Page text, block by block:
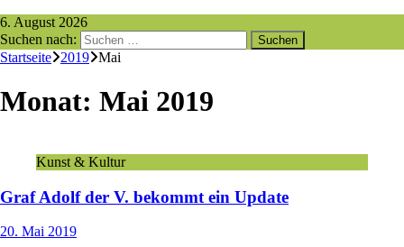
6. August 2026
Suchen nach:
Startseite
2019 Mai
Monat: Mai 2019
Kunst & Kultur
Graf Adolf der V. bekommt ein Update
20. Mai 2019